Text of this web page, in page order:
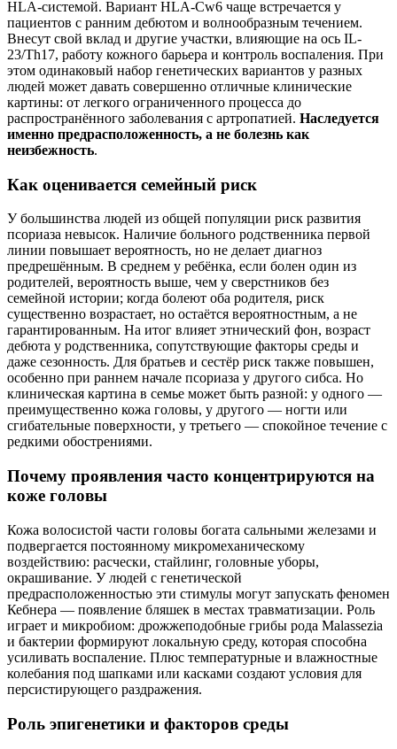
HLA-системой. Вариант HLA-Cw6 чаще встречается у
пациентов с ранним дебютом и волнообразным течением.
Внесут свой вклад и другие участки, влияющие на ось IL-
23/Th17, работу кожного барьера и контроль воспаления. При
этом одинаковый набор генетических вариантов у разных
людей может давать совершенно отличные клинические
картины: от легкого ограниченного процесса до
распространённого заболевания с артропатией. Наследуется
именно предрасположенность, а не болезнь как
неизбежность.
Как оценивается семейный риск
У большинства людей из общей популяции риск развития
псориаза невысок. Наличие больного родственника первой
линии повышает вероятность, но не делает диагноз
предрешённым. В среднем у ребёнка, если болен один из
родителей, вероятность выше, чем у сверстников без
семейной истории; когда болеют оба родителя, риск
существенно возрастает, но остаётся вероятностным, а не
гарантированным. На итог влияет этнический фон, возраст
дебюта у родственника, сопутствующие факторы среды и
даже сезонность. Для братьев и сестёр риск также повышен,
особенно при раннем начале псориаза у другого сибса. Но
клиническая картина в семье может быть разной: у одного —
преимущественно кожа головы, у другого — ногти или
сгибательные поверхности, у третьего — спокойное течение с
редкими обострениями.
Почему проявления часто концентрируются на
коже головы
Кожа волосистой части головы богата сальными железами и
подвергается постоянному микромеханическому
воздействию: расчески, стайлинг, головные уборы,
окрашивание. У людей с генетической
предрасположенностью эти стимулы могут запускать феномен
Кебнера — появление бляшек в местах травматизации. Роль
играет и микробиом: дрожжеподобные грибы рода Malassezia
и бактерии формируют локальную среду, которая способна
усиливать воспаление. Плюс температурные и влажностные
колебания под шапками или касками создают условия для
персистирующего раздражения.
Роль эпигенетики и факторов среды